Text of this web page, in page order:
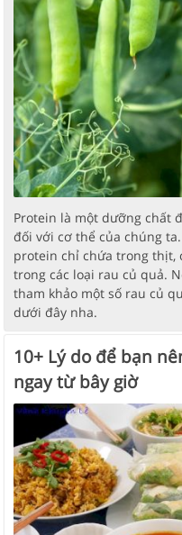
Protein là một dưỡng chất
đối với cơ thể của chúng
protein chỉ chứa trong thịt,
trong các loại rau củ quả.
tham khảo một số rau củ
dưới đây nha.
10+ Lý do để bạn
ngay từ bây giờ